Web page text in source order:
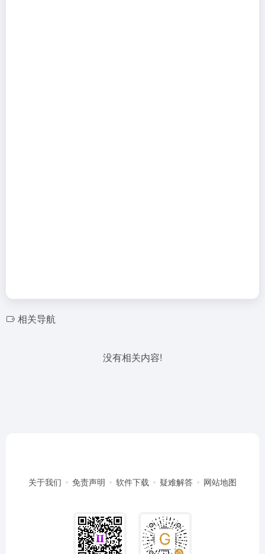
相关导航
没有相关内容!
关于我们 免责声明 软件下载 疑难解答 网站地图